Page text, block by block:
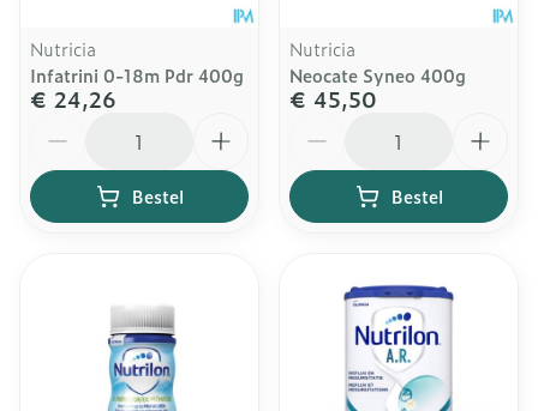
Nutricia
Infatrini 0-18m Pdr 400g
€ 24,26
Bestel
Nutricia
Neocate Syneo 400g
€ 45,50
Bestel